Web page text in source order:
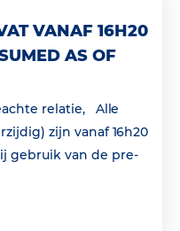
VANAF 16H20
AS OF
relatie, Alle
zijn vanaf 16h20
gebruik van de pre-